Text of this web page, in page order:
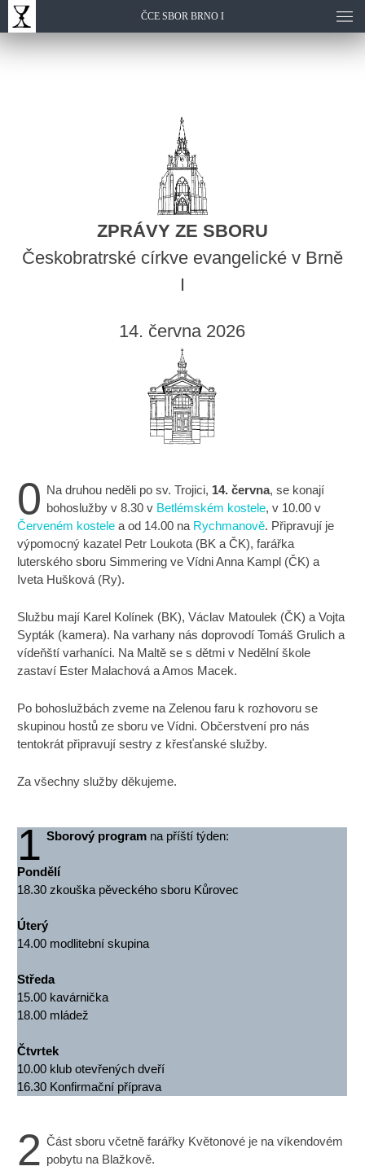
ČCE SBOR BRNO I
ZPRÁVY ZE SBORU
Českobratrské církve evangelické v Brně
I
14. června 2026
0 Na druhou neděli po sv. Trojici, 14. června, se konají
bohoslužby v 8.30 v Betlémském kostele, v 10.00 v
Červeném kostele a od 14.00 na Rychmanově. Připravují je
výpomocný kazatel Petr Loukota (BK a ČK), farářka
luterského sboru Simmering ve Vídni Anna Kampl (ČK) a
Iveta Hušková (Ry).
Službu mají Karel Kolínek (BK), Václav Matoulek (ČK) a Vojta
Sypták (kamera). Na varhany nás doprovodí Tomáš Grulich a
vídeňští varhaníci. Na Maltě se s dětmi v Nedělní škole
zastaví Ester Malachová a Amos Macek.
Po bohoslužbách zveme na Zelenou faru k rozhovoru se
skupinou hostů ze sboru ve Vídni. Občerstvení pro nás
tentokrát připravují sestry z křesťanské služby.
Za všechny služby děkujeme.
1 Sborový programna příští týden:
Pondělí
18.30 zkouška pěveckého sboru Kůrovec
Úterý
14.00 modlitební skupina
Středa
15.00 kavárnička
18.00 mládež
Čtvrtek
10.00 klub otevřených dveří
16.30 Konfirmační příprava
2 Část sboru včetně farářky Květonové je na víkendovém
pobytu na Blažkově.